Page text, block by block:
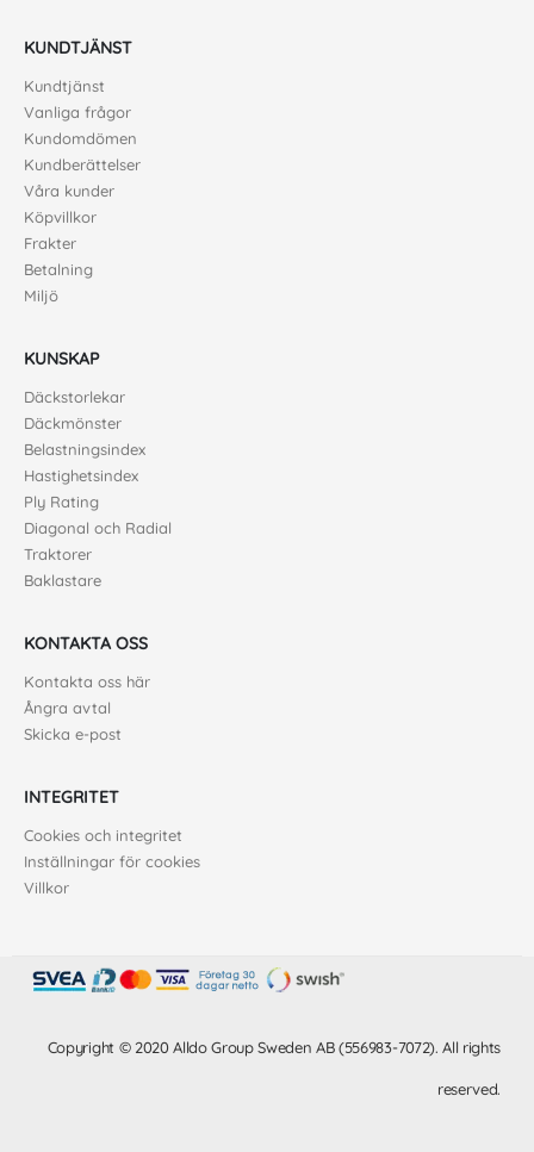
KUNDTJÄNST
Kundtjänst
Vanliga frågor
Kundomdömen
Kundberättelser
Våra kunder
Köpvillkor
Frakter
Betalning
Miljö
KUNSKAP
Däckstorlekar
Däckmönster
Belastningsindex
Hastighetsindex
Ply Rating
Diagonal och Radial
Traktorer
Baklastare
KONTAKTA OSS
Kontakta oss här
Ångra avtal
Skicka e-post
INTEGRITET
Cookies och integritet
Inställningar för cookies
Villkor
Copyright © 2020 Alldo Group Sweden AB (556983-7072). All rights
reserved.